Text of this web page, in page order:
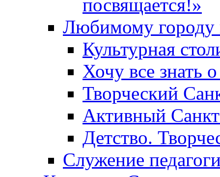
посвящается!»
Любимому городу
Культурная
Хочу все знать
Творческий
Активный
Детство.
Служение